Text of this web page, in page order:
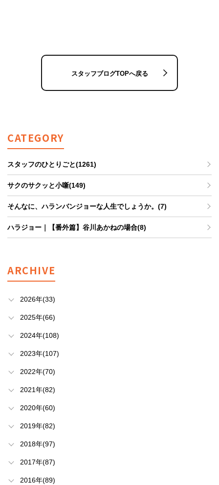
スタッフブログTOPへ戻る
CATEGORY
スタッフのひとりごと(1261)
サクのサクッと小噺(149)
そんなに、ハランバンジョーな人生でしょうか。(7)
ハラジョー｜【番外篇】谷川あかねの場合(8)
ARCHIVE
2026年(33)
2025年(66)
2024年(108)
2023年(107)
2022年(70)
2021年(82)
2020年(60)
2019年(82)
2018年(97)
2017年(87)
2016年(89)